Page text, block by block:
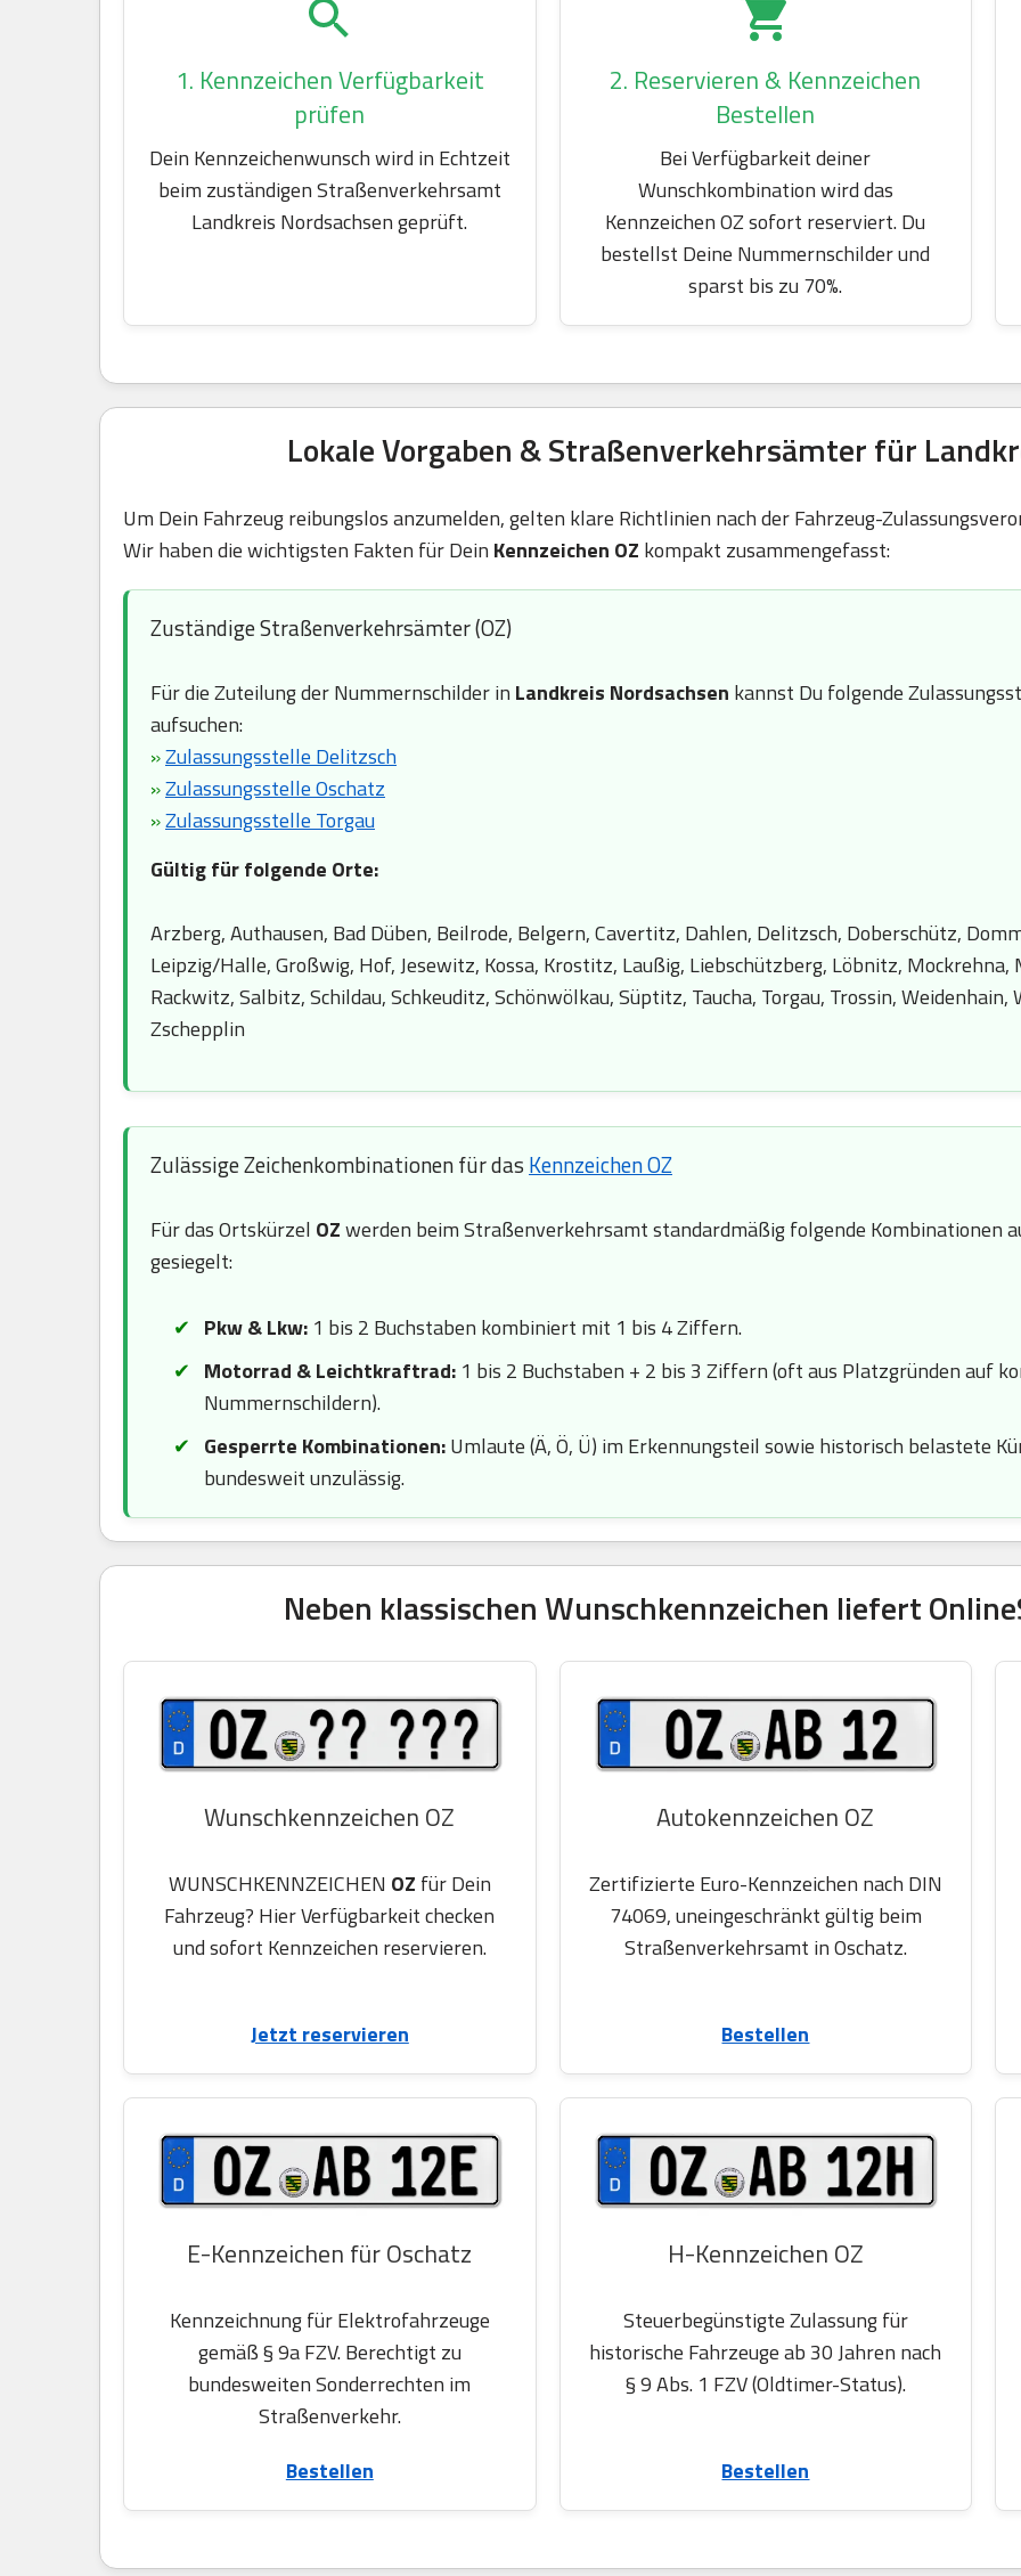
1. Kennzeichen Verfügbarkeit
prüfen
Dein Kennzeichenwunsch wird in Echtzeit
beim zuständigen Straßenverkehrsamt
Landkreis Nordsachsen geprüft.
2. Reservieren & Kennzeichen
Bestellen
Bei Verfügbarkeit deiner
Wunschkombination wird das
Kennzeichen OZ sofort reserviert. Du
bestellst Deine Nummernschilder und
sparst bis zu 70%.
Lokale Vorgaben & Straßenverkehrsämter für
Um Dein Fahrzeug reibungslos anzumelden, gelten klare Richtlinien nach der Fahrzeug-
Wir haben die wichtigsten Fakten für Dein Kennzeichen OZ kompakt zusammengefasst:
Zuständige Straßenverkehrsämter (OZ)
Für die Zuteilung der Nummernschilder in Landkreis Nordsachsen kannst Du folgende
aufsuchen:
»Zulassungsstelle Delitzsch
»Zulassungsstelle Oschatz
»Zulassungsstelle Torgau
Gültig für folgende Orte:
Arzberg, Authausen, Bad Düben, Beilrode, Belgern, Cavertitz, Dahlen, Delitzsch, Doberschütz,
Leipzig/Halle, Großwig, Hof, Jesewitz, Kossa, Krostitz, Laußig, Liebschützberg, Löbnitz, Mockrehna,
Rackwitz, Salbitz, Schildau, Schkeuditz, Schönwölkau, Süptitz, Taucha, Torgau, Trossin,
Zschepplin
Zulässige Zeichenkombinationen für das Kennzeichen OZ
Für das Ortskürzel OZwerden beim Straßenverkehrsamt standardmäßig folgende Kombinationen
gesiegelt:
Pkw & Lkw: 1 bis 2 Buchstaben kombiniert mit 1 bis 4 Ziffern.
Motorrad & Leichtkraftrad: 1 bis 2 Buchstaben + 2 bis 3 Ziffern (oft aus Platzgründen auf
Nummernschildern).
Gesperrte Kombinationen:Umlaute (Ä, Ö, Ü) im Erkennungsteil sowie historisch belastete
bundesweit unzulässig.
Neben klassischen Wunschkennzeichen liefert
Wunschkennzeichen OZ
WUNSCHKENNZEICHEN OZ für Dein
Fahrzeug? Hier Verfügbarkeit checken
und sofort Kennzeichen reservieren.
Jetzt reservieren
Autokennzeichen OZ
Zertifizierte Euro-Kennzeichen nach DIN
74069, uneingeschränkt gültig beim
Straßenverkehrsamt in Oschatz.
Bestellen
E-Kennzeichen für Oschatz
Kennzeichnung für Elektrofahrzeuge
gemäß § 9a FZV. Berechtigt zu
bundesweiten Sonderrechten im
Straßenverkehr.
Bestellen
H-Kennzeichen OZ
Steuerbegünstigte Zulassung für
historische Fahrzeuge ab 30 Jahren nach
§ 9 Abs. 1 FZV (Oldtimer-Status).
Bestellen